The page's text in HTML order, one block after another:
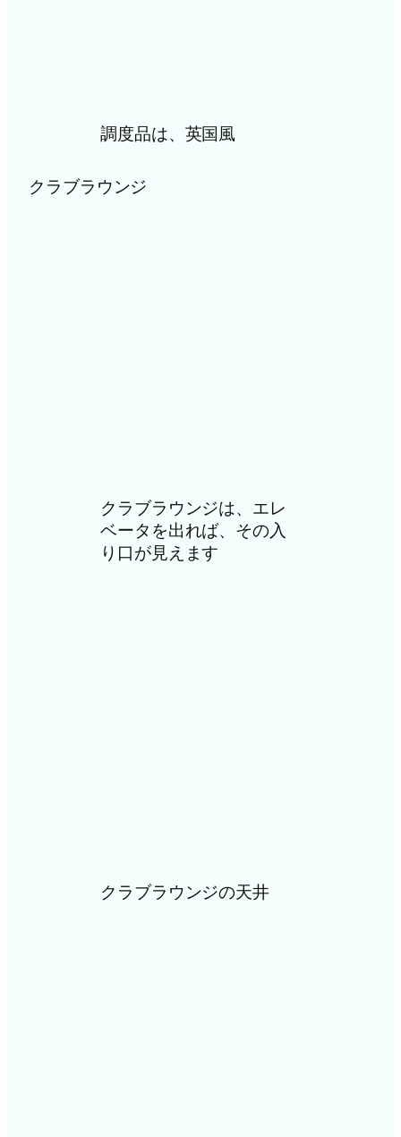
調度品は、英国風
クラブラウンジ
クラブラウンジは、エレ
ベータを出れば、その入
り口が見えます
クラブラウンジの天井